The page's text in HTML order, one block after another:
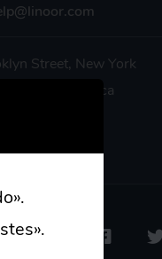
Street, New York
States of America